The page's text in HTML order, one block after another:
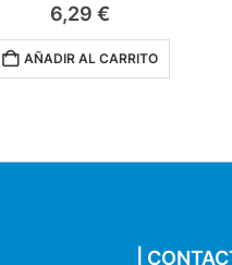
10,75€
AÑADIR AL CARRITO
|